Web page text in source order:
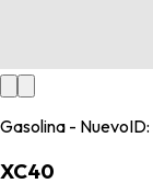
Gasolina - NuevoID:
XC40